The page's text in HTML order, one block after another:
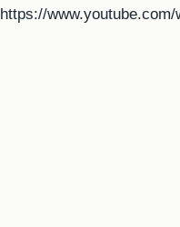
https://